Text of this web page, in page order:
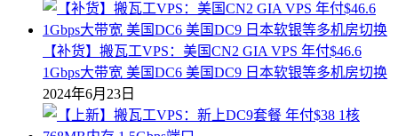
【补货】搬瓦工VPS：美国CN2 GIA VPS 年付$46.6
1Gbps大带宽 美国DC6 美国DC9 日本软银等多机房切换
2024年6月23日